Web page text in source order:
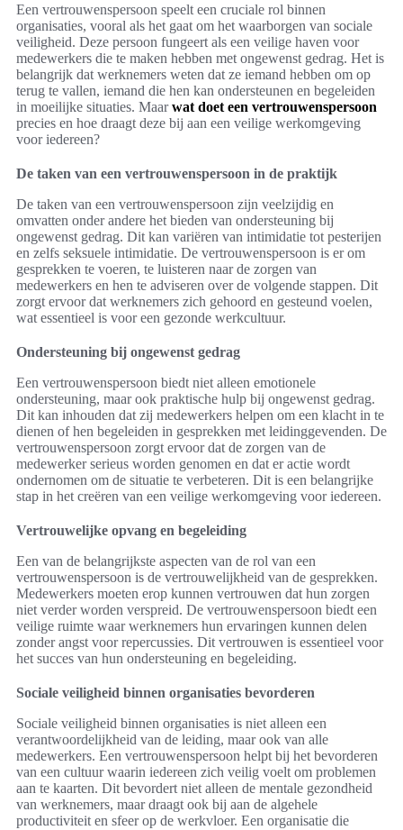
Een vertrouwenspersoon speelt een cruciale rol binnen
organisaties, vooral als het gaat om het waarborgen van sociale
veiligheid. Deze persoon fungeert als een veilige haven voor
medewerkers die te maken hebben met ongewenst gedrag. Het is
belangrijk dat werknemers weten dat ze iemand hebben om op
terug te vallen, iemand die hen kan ondersteunen en begeleiden
in moeilijke situaties. Maarwat doet een vertrouwenspersoon
precies en hoe draagt deze bij aan een veilige werkomgeving
voor iedereen?
De taken van een vertrouwenspersoon in de praktijk
De taken van een vertrouwenspersoon zijn veelzijdig en
omvatten onder andere het bieden van ondersteuning bij
ongewenst gedrag. Dit kan variëren van intimidatie tot pesterijen
en zelfs seksuele intimidatie. De vertrouwenspersoon is er om
gesprekken te voeren, te luisteren naar de zorgen van
medewerkers en hen te adviseren over de volgende stappen. Dit
zorgt ervoor dat werknemers zich gehoord en gesteund voelen,
wat essentieel is voor een gezonde werkcultuur.
Ondersteuning bij ongewenst gedrag
Een vertrouwenspersoon biedt niet alleen emotionele
ondersteuning, maar ook praktische hulp bij ongewenst gedrag.
Dit kan inhouden dat zij medewerkers helpen om een klacht in te
dienen of hen begeleiden in gesprekken met leidinggevenden. De
vertrouwenspersoon zorgt ervoor dat de zorgen van de
medewerker serieus worden genomen en dat er actie wordt
ondernomen om de situatie te verbeteren. Dit is een belangrijke
stap in het creëren van een veilige werkomgeving voor iedereen.
Vertrouwelijke opvang en begeleiding
Een van de belangrijkste aspecten van de rol van een
vertrouwenspersoon is de vertrouwelijkheid van de gesprekken.
Medewerkers moeten erop kunnen vertrouwen dat hun zorgen
niet verder worden verspreid. De vertrouwenspersoon biedt een
veilige ruimte waar werknemers hun ervaringen kunnen delen
zonder angst voor repercussies. Dit vertrouwen is essentieel voor
het succes van hun ondersteuning en begeleiding.
Sociale veiligheid binnen organisaties bevorderen
Sociale veiligheid binnen organisaties is niet alleen een
verantwoordelijkheid van de leiding, maar ook van alle
medewerkers. Een vertrouwenspersoon helpt bij het bevorderen
van een cultuur waarin iedereen zich veilig voelt om problemen
aan te kaarten. Dit bevordert niet alleen de mentale gezondheid
van werknemers, maar draagt ook bij aan de algehele
productiviteit en sfeer op de werkvloer. Een organisatie die